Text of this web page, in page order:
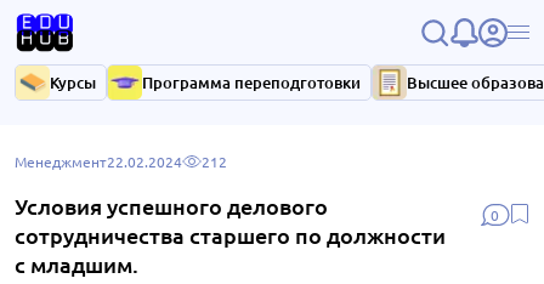
Курсы Программа переподготовки Высшее
0
Менеджмент22.02.2024 212
Условия успешного делового
сотрудничества старшего по должности
с младшим.